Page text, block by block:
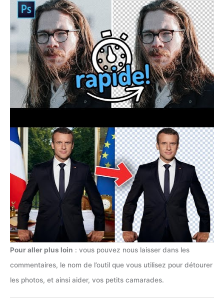
Pour aller plus loin : vous pouvez nous laisser dans les
commentaires, le nom de l’outil que vous utilisez pour détourer
les photos, et ainsi aider, vos petits camarades.